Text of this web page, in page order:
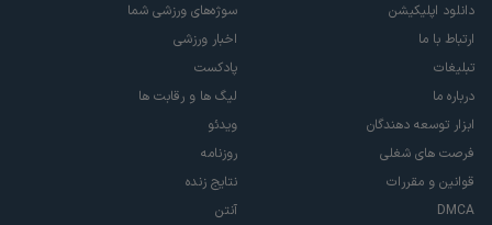
دانلود اپلیکیشن
ارتباط با ما
تبلیغات
درباره ما
ابزار توسعه دهندگان
فرصت های شغلی
قوانین و مقررات
DMCA
سوژه‌های ورزشی شما
اخبار ورزشی
پادکست
لیگ ها و رقابت ها
ویدئو
روزنامه
نتایج زنده
آنتن